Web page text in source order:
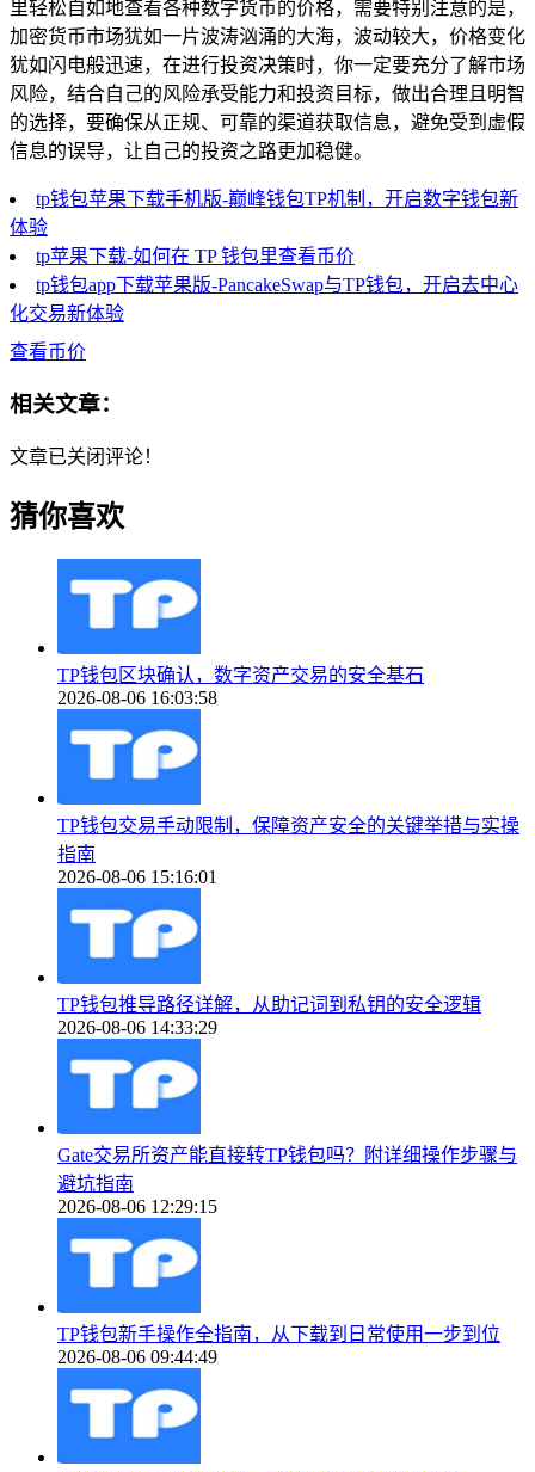
里轻松自如地查看各种数字货币的价格，需要特别注意的是，
加密货币市场犹如一片波涛汹涌的大海，波动较大，价格变化
犹如闪电般迅速，在进行投资决策时，你一定要充分了解市场
风险，结合自己的风险承受能力和投资目标，做出合理且明智
的选择，要确保从正规、可靠的渠道获取信息，避免受到虚假
信息的误导，让自己的投资之路更加稳健。
tp钱包苹果下载手机版-巅峰钱包TP机制，开启数字钱包新
体验
tp苹果下载-如何在 TP 钱包里查看币价
tp钱包app下载苹果版-PancakeSwap与TP钱包，开启去中心
化交易新体验
查看币价
相关文章：
文章已关闭评论！
猜你喜欢
TP钱包区块确认，数字资产交易的安全基石
2026-08-06 16:03:58
TP钱包交易手动限制，保障资产安全的关键举措与实操
指南
2026-08-06 15:16:01
TP钱包推导路径详解，从助记词到私钥的安全逻辑
2026-08-06 14:33:29
Gate交易所资产能直接转TP钱包吗？附详细操作步骤与
避坑指南
2026-08-06 12:29:15
TP钱包新手操作全指南，从下载到日常使用一步到位
2026-08-06 09:44:49